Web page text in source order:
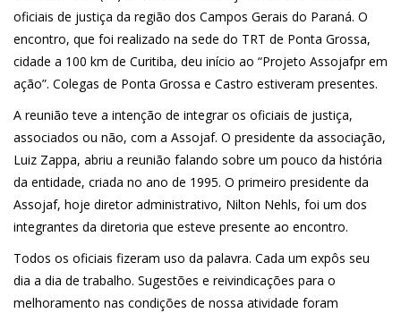
oficiais de justiça da região dos Campos Gerais do Paraná. O
encontro, que foi realizado na sede do TRT de Ponta Grossa,
cidade a 100 km de Curitiba, deu início ao “Projeto Assojafpr em
ação”. Colegas de Ponta Grossa e Castro estiveram presentes.
A reunião teve a intenção de integrar os oficiais de justiça,
associados ou não, com a Assojaf. O presidente da associação,
Luiz Zappa, abriu a reunião falando sobre um pouco da história
da entidade, criada no ano de 1995. O primeiro presidente da
Assojaf, hoje diretor administrativo, Nilton Nehls, foi um dos
integrantes da diretoria que esteve presente ao encontro.
Todos os oficiais fizeram uso da palavra. Cada um expôs seu
dia a dia de trabalho. Sugestões e reivindicações para o
melhoramento nas condições de nossa atividade foram